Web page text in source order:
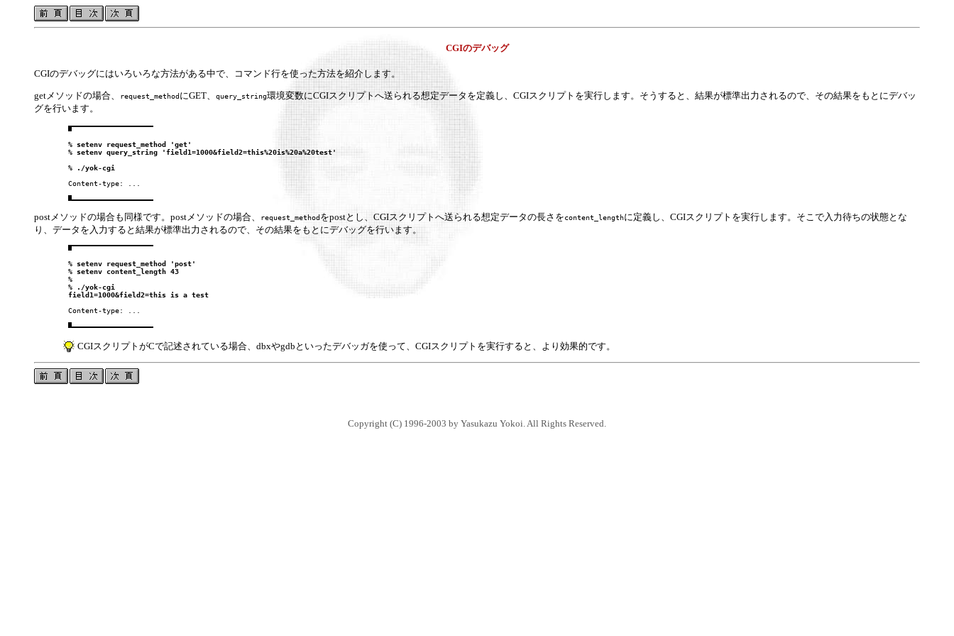
CGIのデバッグ
CGIのデバッグにはいろいろな方法がある中で、コマンド行を使った方法を紹介します。
getメソッドの場合、 request_methodにGET、 query_string環境変数にCGIスクリプトへ送られる想定データを定義し、CGIスクリプトを実行します。そうすると、結果が標準出力されるので、その結果をもとにデバッ
グを行います。
        %
setenv request_method 'get'
        %
setenv query_string 'field1=1000&field2=this%20is%20a%20test'
        %
./yok-cgi
        Content-type: ...
postメソッドの場合も同様です。postメソッドの場合、 request_methodをpostとし、CGIスクリプトへ送られる想定データの長さをcontent_lengthに定義し、CGIスクリプトを実行します。そこで入力待ちの状態とな
り、データを入力すると結果が標準出力されるので、その結果をもとにデバッグを行います。
        %
setenv request_method 'post'
        %
setenv content_length 43
        %
        %
./yok-cgi
field1=1000&field2=this is a test
        Content-type: ...
CGIスクリプトがCで記述されている場合、dbxやgdbといったデバッガを使って、CGIスクリプトを実行すると、より効果的です。
Copyright (C) 1996-2003 by Yasukazu Yokoi. All Rights Reserved.